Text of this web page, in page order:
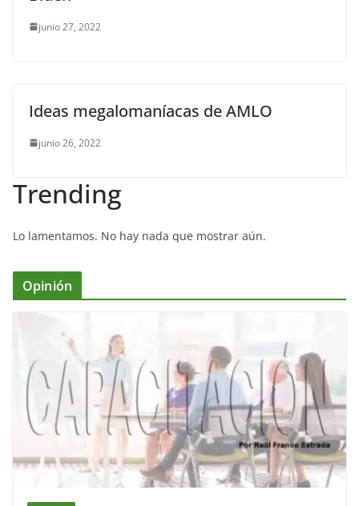
junio 27, 2022
Ideas megalomaníacas de AMLO
junio 26, 2022
Trending
Lo lamentamos. No hay nada que mostrar aún.
Opinión